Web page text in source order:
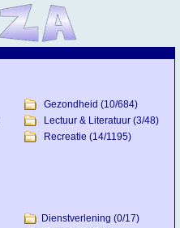
Gezondheid (10/684)
Lectuur & Literatuur (3/48)
Recreatie (14/1195)
Dienstverlening (0/17)